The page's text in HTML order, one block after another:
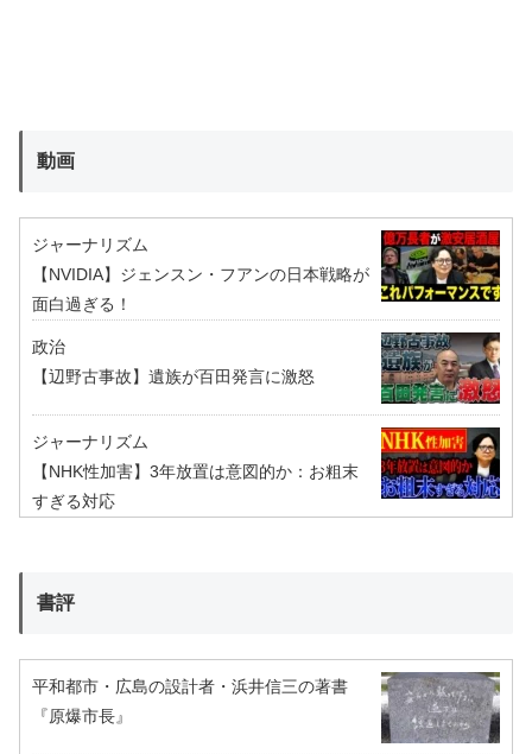
動画
ジャーナリズム
【NVIDIA】ジェンスン・フアンの日本戦略が
面白過ぎる！
政治
【辺野古事故】遺族が百田発言に激怒
ジャーナリズム
【NHK性加害】3年放置は意図的か：お粗末
すぎる対応
書評
平和都市・広島の設計者・浜井信三の著書
『原爆市長』